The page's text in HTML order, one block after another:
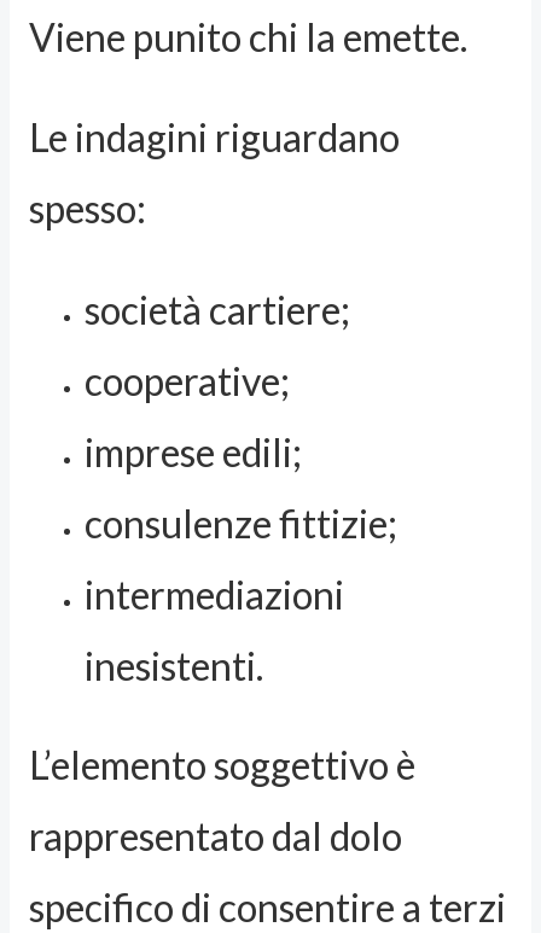
Viene punito chi la emette.
Le indagini riguardano
spesso:
società cartiere;
cooperative;
imprese edili;
consulenze fittizie;
intermediazioni
inesistenti.
L’elemento soggettivo è
rappresentato dal dolo
specifico di consentire a terzi